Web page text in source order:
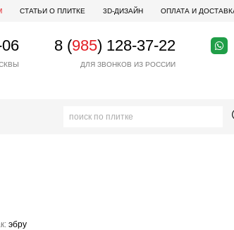
СТАТЬИ О ПЛИТКЕ 3D-ДИЗАЙН ОПЛАТА И
8 (985) 128-37-22
ДЛЯ ЗВОНКОВ ИЗ РОССИИ
эбру